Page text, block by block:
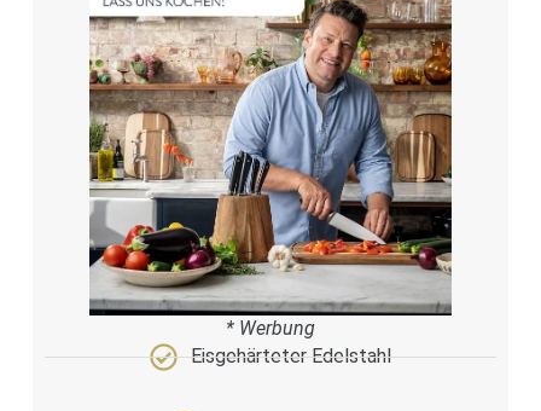
* Werbung
Eisgehärteter Edelstahl